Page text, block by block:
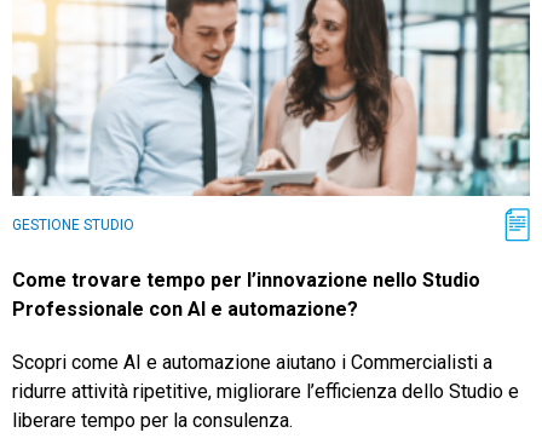
GESTIONE STUDIO
Come trovare tempo per l’innovazione nello Studio
Professionale con AI e automazione?
Scopri come AI e automazione aiutano i Commercialisti a
ridurre attività ripetitive, migliorare l’efficienza dello Studio e
liberare tempo per la consulenza.